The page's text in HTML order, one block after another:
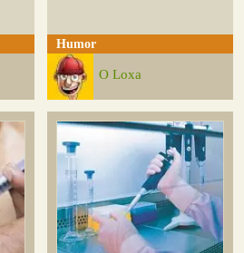
Humor
O Loxa